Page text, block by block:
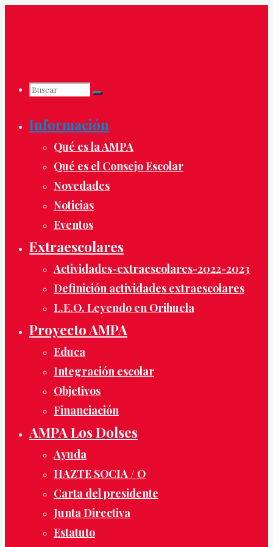
Buscar
Buscar:
Buscar
Información
Qué es la AMPA
Qué es el Consejo Escolar
Novedades
Noticias
Eventos
Extraescolares
Actividades-extraescolares-2022-2023
Definición actividades extraescolares
L.E.O. Leyendo en Orihuela
Proyecto AMPA
Educa
Integración escolar
Objetivos
Financiación
AMPA Los Dolses
Ayuda
HAZTE SOCIA / O
Carta del presidente
Junta Directiva
Estatuto